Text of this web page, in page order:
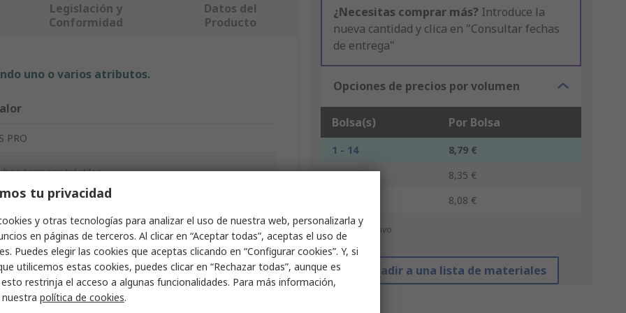
¿Necesitas comprar más? Introduce la
nueva cantidad y clica en "Consultar fechas
de entrega"
Opciones de precios por volumen
Bolsa(s) Por Bolsa
1 - 14
8,79 €
15 - 49
8,35 €
8,08 €
*precio indicativo
Añadir a una lista de materiales
Legislación y
Conformidad
Datos del
Producto
uno o varios atributos.
PRO
termorretráctiles
tu privacidad
y otras tecnologías para analizar el uso de nuestra web, personalizarla y
en páginas de terceros. Al clicar en “Aceptar todas”, aceptas el uso de
Puedes elegir las cookies que aceptas clicando en “Configurar cookies”. Y, si
utilicemos estas cookies, puedes clicar en “Rechazar todas”, aunque es
restrinja el acceso a algunas funcionalidades. Para más información,
política de cookies.